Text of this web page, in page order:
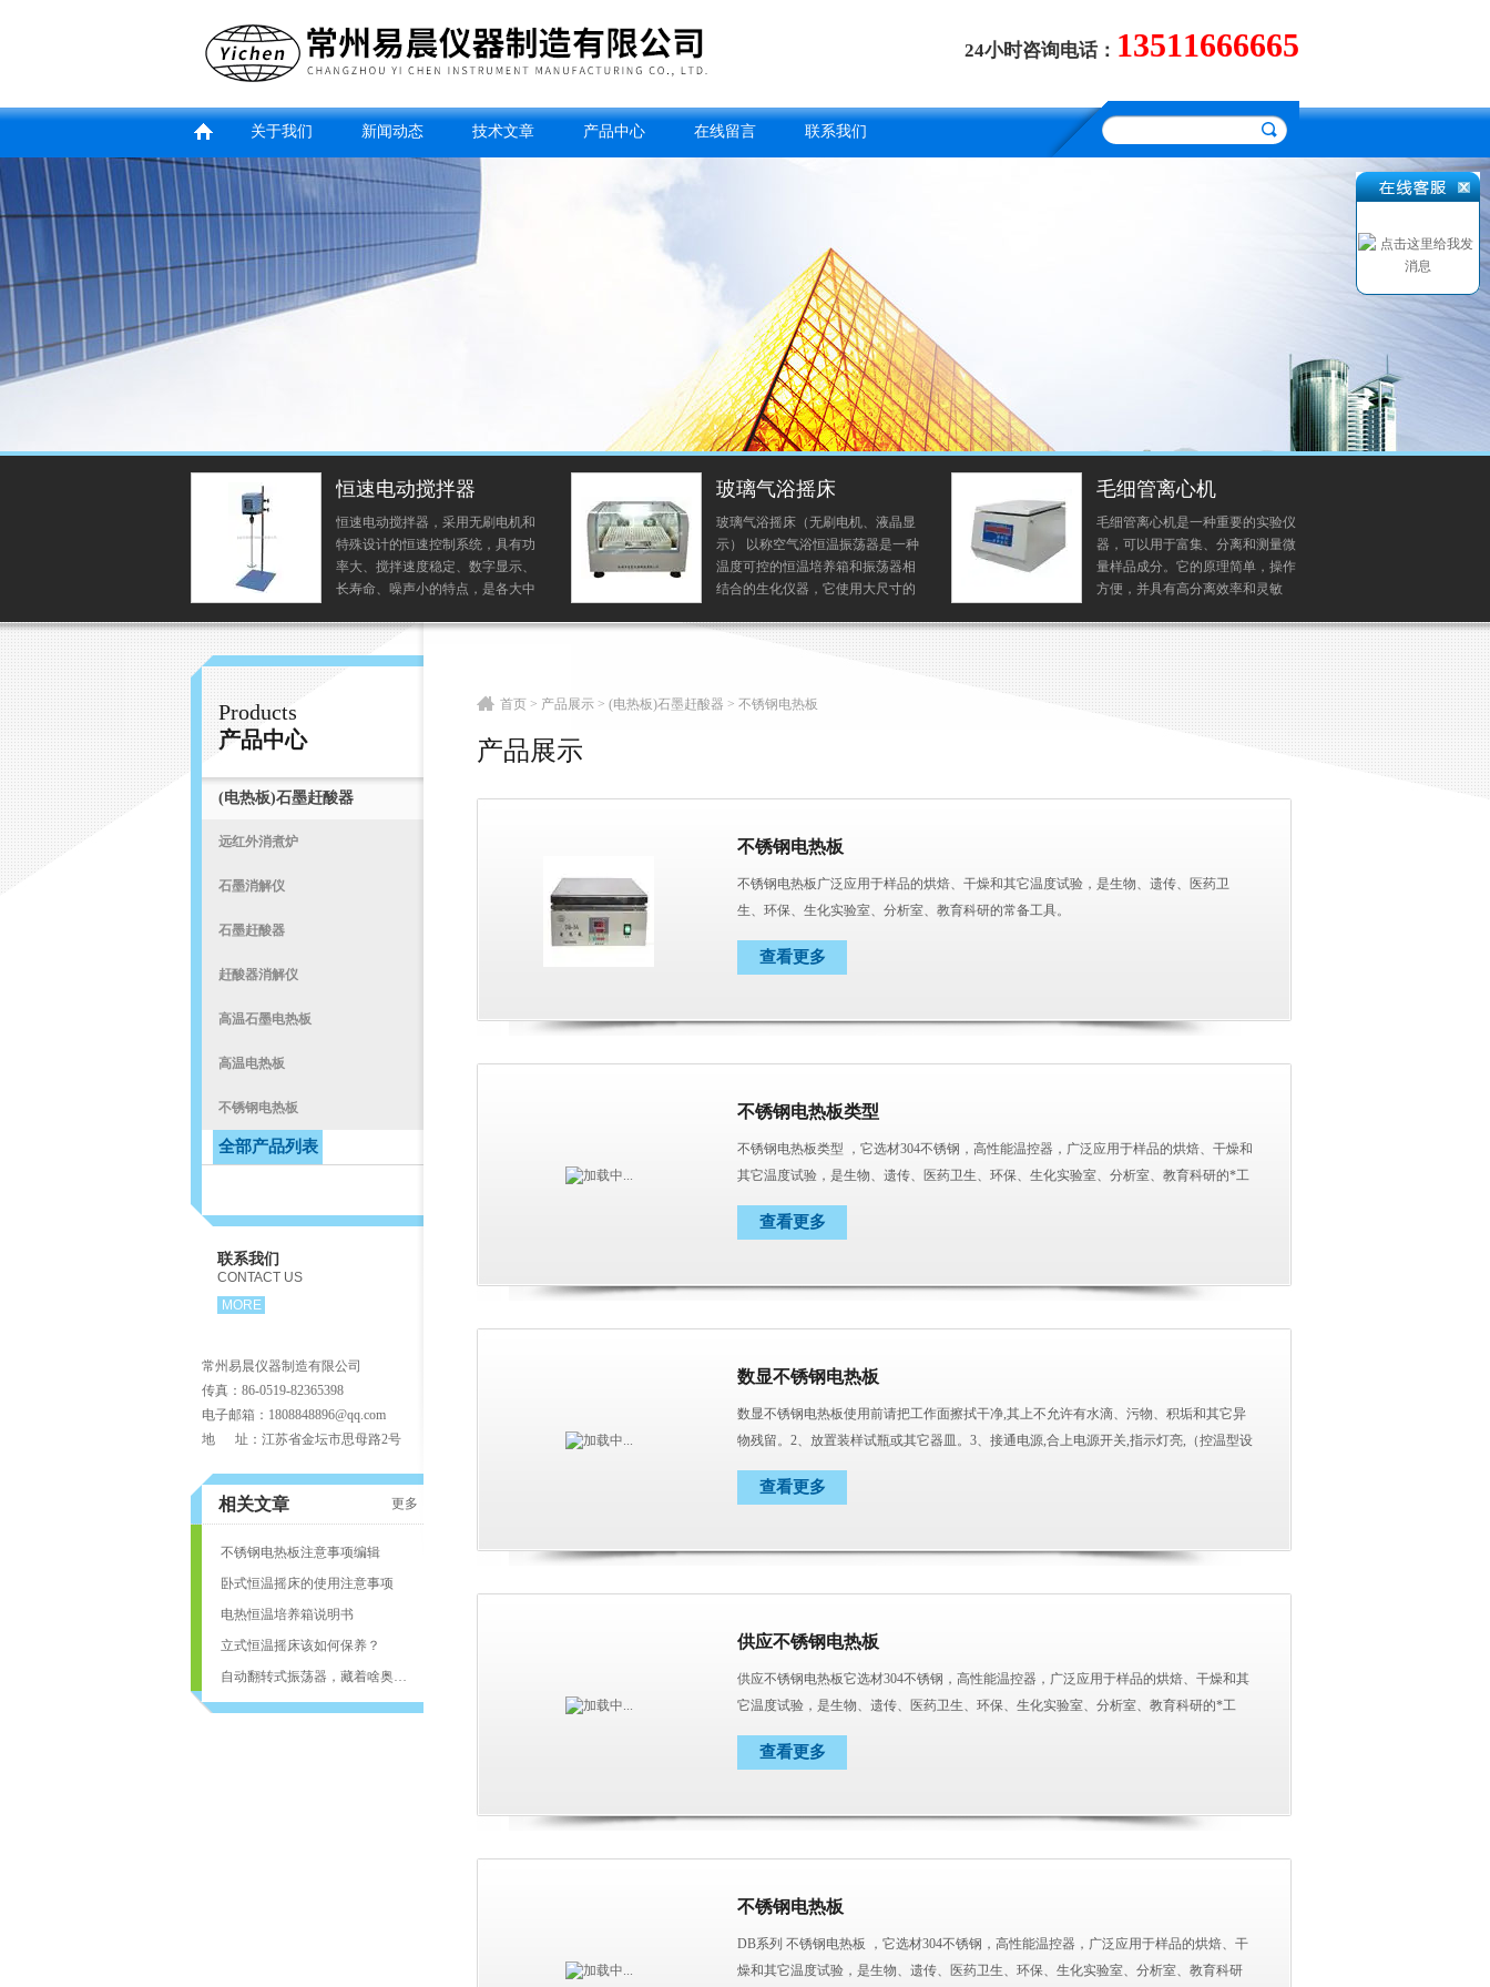
常州易晨仪器制造有限公司
24小时咨询电话： 13511666665
首
关于我们 新闻动态 技术文章 产品中心 在线留言 联系我们
恒速电动搅拌器
恒速电动搅拌器，采用无刷电机和
特殊设计的恒速控制系统，具有功
率大、搅拌速度稳定、数字显示、
长寿命、噪声小的特点，是各大中
基本设备。
玻璃气浴摇床
玻璃气浴摇床（无刷电机、液晶显
示） 以称空气浴恒温振荡器是一种
温度可控的恒温培养箱和振荡器相
结合的生化仪器，它使用大尺寸的
动，是植物、生物、微生物、遗
传、病毒、环保、医学等...
毛细管离心机
毛细管离心机是一种重要的实验仪
器，可以用于富集、分离和测量微
量样品成分。它的原理简单，操作
方便，并具有高分离效率和灵敏
心机都发挥着重要作用，为科学研
究和质量控制提供了可靠...
Products
产品中心
(电热板)石墨赶酸器
远红外消煮炉
石墨消解仪
石墨赶酸器
赶酸器消解仪
高温石墨电热板
高温电热板
不锈钢电热板
全部产品列表
联系我们
CONTACT US
MORE
常州易晨仪器制造有限公司
传真：86-0519-82365398
电子邮箱：1808848896@qq.com
地 址：江苏省金坛市思母路2号
更多
相关文章
不锈钢电热板注意事项编辑
卧式恒温摇床的使用注意事项
电热恒温培养箱说明书
立式恒温摇床该如何保养？
自动翻转式振荡器，藏着啥奥秘？
首页 > 产品展示 > (电热板)石墨赶酸器 > 不锈钢电热板
产品展示
不锈钢电热板
不锈钢电热板广泛应用于样品的烘焙、干燥和其它温度试验，是生物、遗传、医药卫
生、环保、生化实验室、分析室、教育科研的常备工具。
查看更多
不锈钢电热板类型
不锈钢电热板类型 ，它选材304不锈钢，高性能温控器，广泛应用于样品的烘焙、干燥和
其它温度试验，是生物、遗传、医药卫生、环保、生化实验室、分析室、教育科研的*工
具。
查看更多
数显不锈钢电热板
数显不锈钢电热板使用前请把工作面擦拭干净,其上不允许有水滴、污物、积垢和其它异
物残留。2、放置装样试瓶或其它器皿。3、接通电源,合上电源开关,指示灯亮,（控温型设
定所需温度值）, 电热板处于工作状态。4、电热板处于工作状态时,应有专人照管。
查看更多
供应不锈钢电热板
供应不锈钢电热板它选材304不锈钢，高性能温控器，广泛应用于样品的烘焙、干燥和其
它温度试验，是生物、遗传、医药卫生、环保、生化实验室、分析室、教育科研的*工
具。
查看更多
不锈钢电热板
DB系列 不锈钢电热板 ，它选材304不锈钢，高性能温控器，广泛应用于样品的烘焙、干
燥和其它温度试验，是生物、遗传、医药卫生、环保、生化实验室、分析室、教育科研